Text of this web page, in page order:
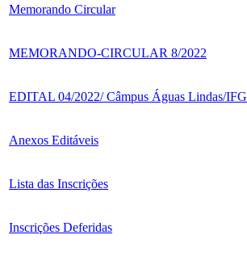
Memorando Circular
MEMORANDO-CIRCULAR 8/2022
EDITAL 04/2022/ Câmpus Águas Lindas/IFG
Anexos Editáveis
Lista das Inscrições
Inscrições Deferidas